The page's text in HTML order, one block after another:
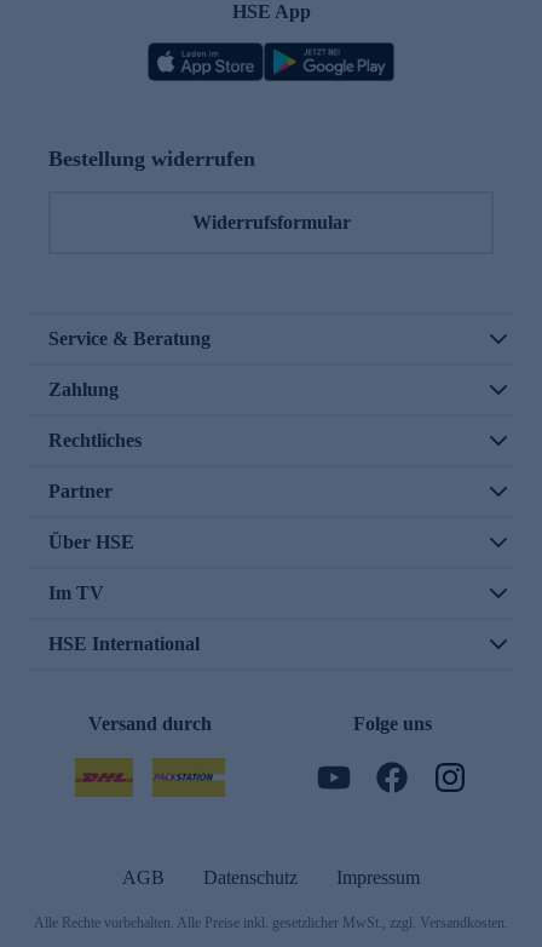
HSE App
Bestellung widerrufen
Widerrufsformular
Service & Beratung
Zahlung
Rechtliches
Partner
Über HSE
Im TV
HSE International
Versand durch Folge uns
AGB Datenschutz Impressum
Alle Rechte vorbehalten. Alle Preise inkl. gesetzlicher MwSt., zzgl. Versandkosten.